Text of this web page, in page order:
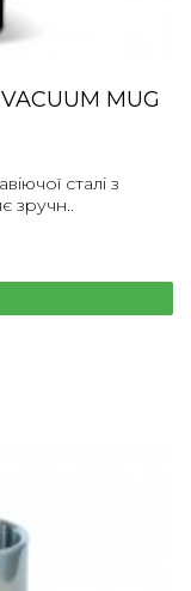
MUG
сталі з
зручн..